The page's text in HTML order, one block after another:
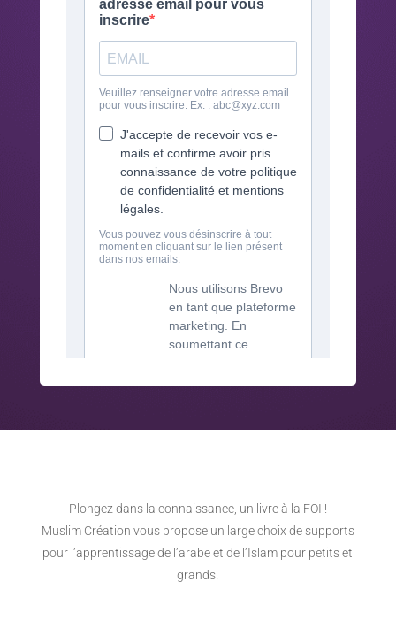
Plongez dans la connaissance, un livre à la FOI !
Muslim Création vous propose un large choix de supports
pour l’apprentissage de l’arabe et de l’Islam pour petits et
grands.